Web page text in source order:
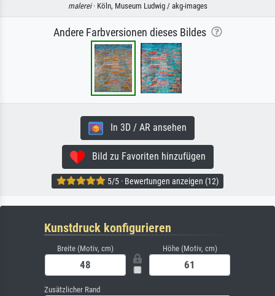
malerei· Köln, Museum Ludwig / akg-images
Andere Farbversionen dieses Bildes
In 3D / AR ansehen
Bild zu Favoriten hinzufügen
5/5 · Bewertungen anzeigen (12)
Kunstdruck konfigurieren
Breite (Motiv, cm) Höhe (Motiv, cm)
Zusätzlicher Rand